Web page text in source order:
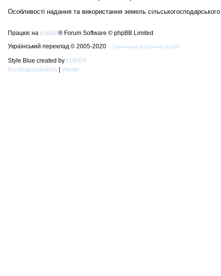
Особливості надання та використання земель
Працює на phpBB® Forum Software © phpBB Limited
Український переклад © 2005-2020
Українська підтримка phpBB
Style Blue created by LONER
Конфіденційність| Умови